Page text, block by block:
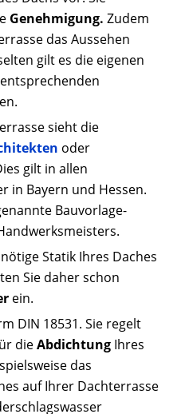
Genehmigung. Zudem
das Aussehen
gilt es die eigenen
sieht die
oder
gilt in allen
in Bayern und Hessen.
Bauvorlage-
Statik Ihres Daches
Sie daher schon
ein.
DIN 18531. Sie regelt
dieAbdichtungIhres
das
auf Ihrer Dachterrasse